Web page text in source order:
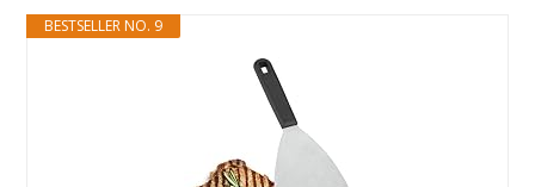
BESTSELLER NO. 9